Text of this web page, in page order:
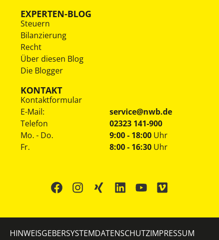
EXPERTEN-BLOG
Steuern
Bilanzierung
Recht
Über diesen Blog
Die Blogger
KONTAKT
Kontaktformular
E-Mail:
service@nwb.de
Telefon
02323 141-900
Mo. - Do.
Fr.
9:00 - 18:00 Uhr
8:00 - 16:30 Uhr
HINWEISGEBERSYSTEMDATENSCHUTZIMPRESSUM